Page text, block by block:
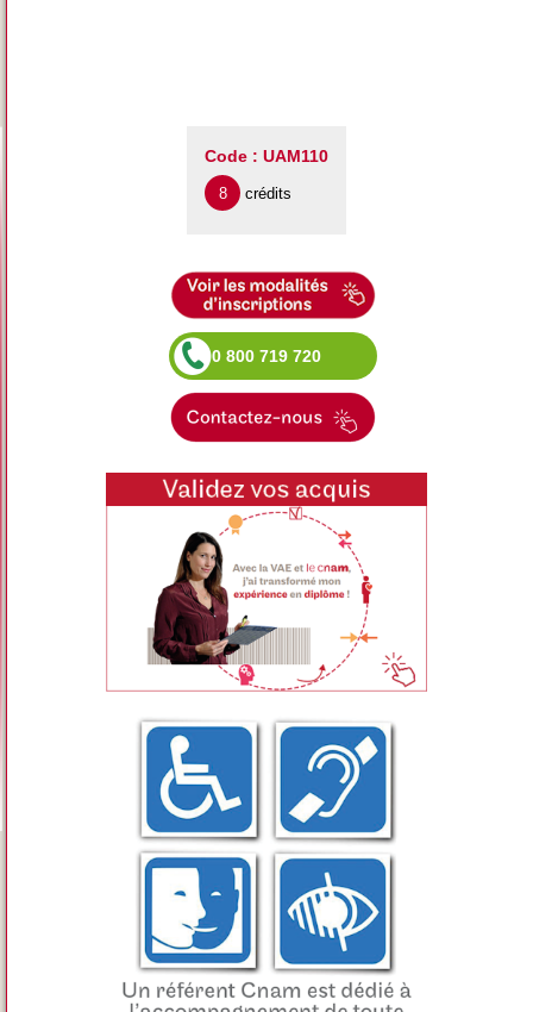
Code : UAM110
8 crédits
0 800 719 720